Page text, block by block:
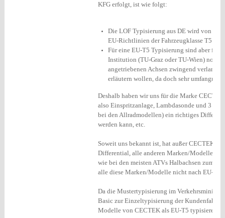
KFG erfolgt, ist wie folgt:
Die LOF Typisierung aus DE wird von
EU-Richtlinien der Fahrzeugklasse T5
Für eine EU-T5 Typisierung sind aber für
Institution (TU-Graz oder TU-Wien)
angetriebenen Achsen zwingend verlangt
erläutern wollen, da doch sehr
Deshalb haben wir uns für die Marke
also Einspritzanlage, Lambdasonde und 3
bei den Allradmodellen) ein richtiges
werden kann, etc.
Soweit uns bekannt ist, hat außer CECTEK
Differential, alle anderen Marken/Modelle
wie bei den meisten ATVs Halbachsen zum
alle diese Marken/Modelle nicht nach EU-T5
Da die Mustertypisierung im
Basic zur Einzeltypisierung der Kundenfahr-
Modelle von CECTEK als EU-T5 typisieren.